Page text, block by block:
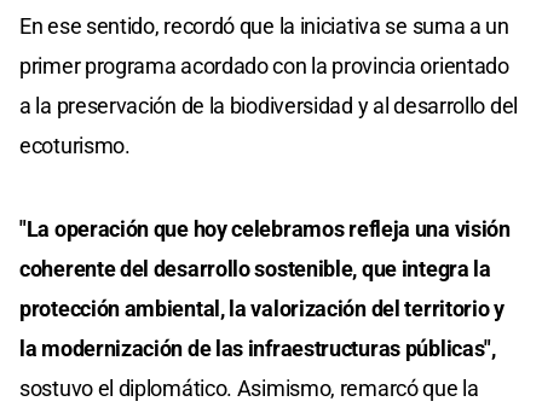
En ese sentido, recordó que la iniciativa se suma a un
primer programa acordado con la provincia orientado
a la preservación de la biodiversidad y al desarrollo del
ecoturismo.
"La operación que hoy celebramos refleja una visión
coherente del desarrollo sostenible, que integra la
protección ambiental, la valorización del territorio y
la modernización de las infraestructuras públicas",
sostuvo el diplomático. Asimismo, remarcó que la